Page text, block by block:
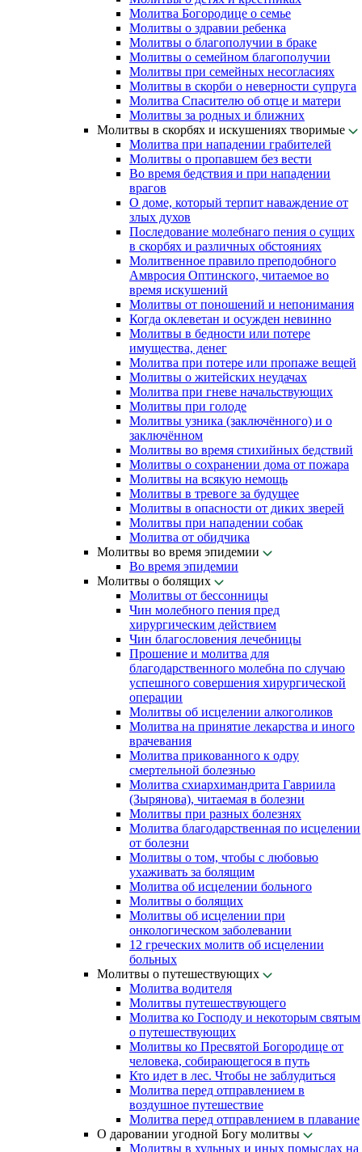
Молитва Богородице о семье
Молитвы о здравии ребенка
Молитвы о благополучии в браке
Молитвы о семейном благополучии
Молитвы при семейных несогласиях
Молитвы в скорби о неверности супруга
Молитва Спасителю об отце и матери
Молитвы за родных и ближних
Молитвы в скорбях и искушениях творимые
Молитва при нападении грабителей
Молитвы о пропавшем без вести
Во время бедствия и при нападении
врагов
О доме, который терпит наваждение от
злых духов
Последование молебнаго пения о сущих
в скорбях и различных обстояниях
Молитвенное правило преподобного
Амвросия Оптинского, читаемое во
время искушений
Молитвы от поношений и непонимания
Когда оклеветан и осужден невинно
Молитвы в бедности или потере
имущества, денег
Молитва при потере или пропаже вещей
Молитвы о житейских неудачах
Молитва при гневе начальствующих
Молитвы при голоде
Молитвы узника (заключённого) и о
заключённом
Молитвы во время стихийных бедствий
Молитвы о сохранении дома от пожара
Молитвы на всякую немощь
Молитвы в тревоге за будущее
Молитвы в опасности от диких зверей
Молитвы при нападении собак
Молитва от обидчика
Молитвы во время эпидемии
Во время эпидемии
Молитвы о болящих
Молитвы от бессонницы
Чин молебного пения пред
хирургическим действием
Чин благословения лечебницы
Прошение и молитва для
благодарственного молебна по случаю
успешного совершения хирургической
операции
Молитвы об исцелении алкоголиков
Молитва на принятие лекарства и иного
врачевания
Молитва прикованного к одру
смертельной болезнью
Молитва схиархимандрита Гавриила
(Зырянова), читаемая в болезни
Молитвы при разных болезнях
Молитва благодарственная по исцелении
от болезни
Молитвы о том, чтобы с любовью
ухаживать за болящим
Молитва об исцелении больного
Молитвы о болящих
Молитвы об исцелении при
онкологическом заболевании
12 греческих молитв об исцелении
больных
Молитвы о путешествующих
Молитва водителя
Молитвы путешествующего
Молитва ко Господу и некоторым святым
о путешествующих
Молитвы ко Пресвятой Богородице от
человека, собирающегося в путь
Кто идет в лес. Чтобы не заблудиться
Молитва перед отправлением в
воздушное путешествие
Молитва перед отправлением в плавание
О даровании угодной Богу молитвы
Молитвы в хульных и иных помыслах на